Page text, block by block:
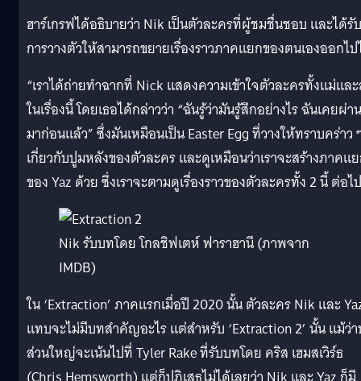
ฮาร์เกรฟได้อธิบายว่า Nik เป็นตัวละครที่ผู้ชมชื่นชอบ และได้รับ
การวางตัวให้สามารถขยายเรื่องราวภาคแยกของตนเองออกไ
“เราได้ถ่ายทำฉากที่ Nick แสดงความเข้าใจตัวละครทั้งแม่แล
ในเรื่องนี้ โดยเธอได้กล่าวว่า “ฉันรู้ว่ามันรู้สึกอย่างไร ฉันเคยผ่าน
มาก่อนแล้ว” ซึ่งมันเหมือนเป็น Easter Egg ที่วางให้ทราบคร่าว
เกี่ยวกับปูมหลังของตัวละคร และดูเหมือนว่าเราจะสร้างภาคแ
ของ Yaz ด้วย ซึ่งเราจะตามดูเรื่องราวของตัวละครทั้ง 2 นี้ ต่อไ
Nik รับบทโดย โกลชิฟเตห์ ฟาราฮานี (ภาพจาก
IMDB)
ใน ‘Extraction’ ภาคแรกเมื่อปี 2020 นั้น ตัวละคร Nik และ
แทบจะไม่มีบทสำคัญอะไร แต่สำหรับ ‘Extraction 2’ นั้น แม้ว่
ส่วนใหญ่จะเน้นไปที่ Tyler Rake ที่รับบทโดย คริส เฮมสเวิร์ธ